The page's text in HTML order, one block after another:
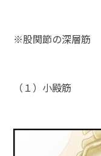
※股関節の深層筋
（１）小殿筋